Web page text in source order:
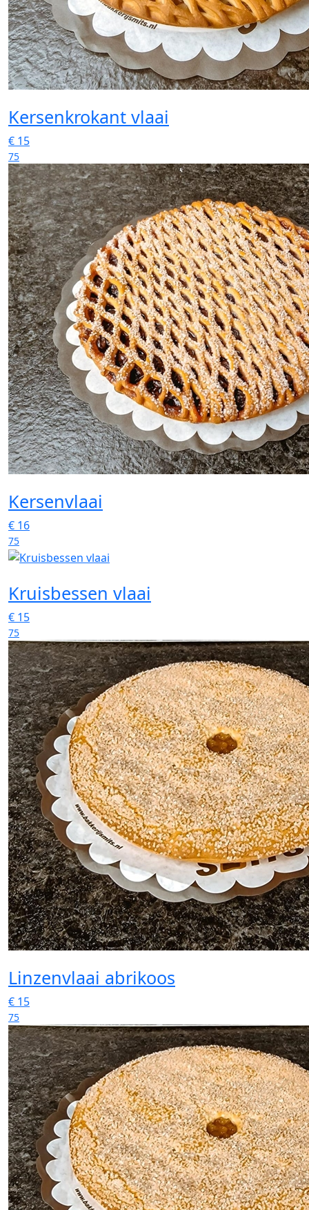
Kersenkrokant vlaai
€ 15
75
Kersenvlaai
€ 16
75
Kruisbessen vlaai
€ 15
75
Linzenvlaai abrikoos
€ 15
75